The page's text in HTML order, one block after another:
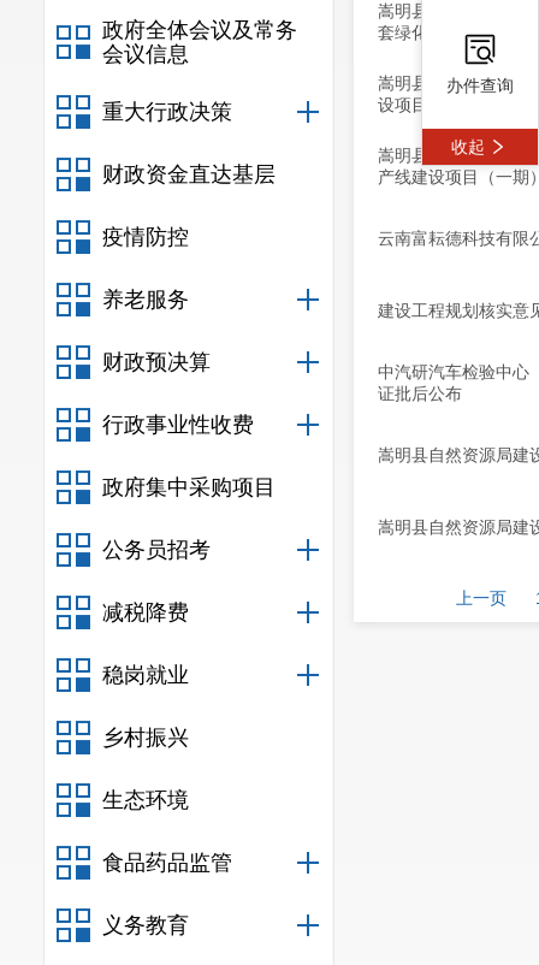
政府全体会议及常务
会议信息
重大行政决策
财政资金直达基层
疫情防控
养老服务
财政预决算
行政事业性收费
政府集中采购项目
公务员招考
减税降费
稳岗就业
乡村振兴
生态环境
食品药品监管
义务教育
嵩明县自然资源局建
套绿化建设项目）
嵩明县自然资源局建
设项目）
嵩明县自然资源局建
产线建设项目（一期
云南富耘德科技有限
建设工程规划核实
中汽研汽车检验中心
证批后公布
嵩明县自然资源局建
嵩明县自然资源局建
上一页
办件查询
收起